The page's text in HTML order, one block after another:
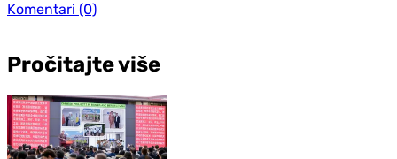
Komentari (0)
Pročitajte više